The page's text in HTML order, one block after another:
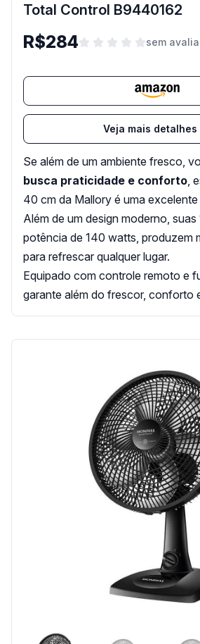
Total Control B9440162
R$284 sem
Veja mais detalhes
Se além de um ambiente fresco,
busca praticidade e conforto ,
40 cm da Mallory é uma
Além de um design moderno, suas
potência de 140 watts, produzem
para refrescar qualquer lugar.
Equipado com controle remoto e
garante além do frescor, conforto